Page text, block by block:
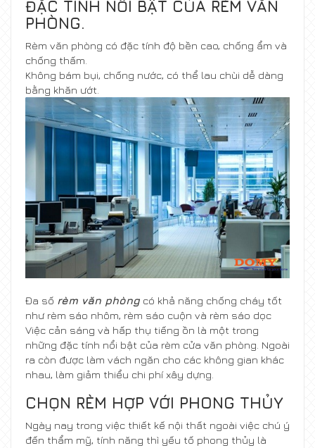
ĐẶC TÍNH NỔI BẬT CỦA RÈM VĂN
PHÒNG.
Rèm văn phòng có đặc tính độ bền cao, chống ẩm và
chống thấm.
Không bám bụi, chống nước, có thể lau chùi dễ dàng
bằng khăn ướt.
Đa số rèm văn phòng có khả năng chống cháy tốt
như rèm sáo nhôm, rèm sáo cuộn và rèm sáo dọc
Việc cản sáng và hấp thụ tiếng ồn là một trong
những đặc tính nổi bật của rèm cửa văn phòng. Ngoài
ra còn được làm vách ngăn cho các không gian khác
nhau, làm giảm thiểu chi phí xây dựng.
CHỌN RÈM HỢP VỚI PHONG THỦY
Ngày nay trong việc thiết kế nội thất ngoài việc chú ý
đến thẩm mỹ, tính năng thì yếu tố phong thủy là